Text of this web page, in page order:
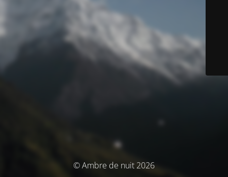
© Ambre de nuit 2026